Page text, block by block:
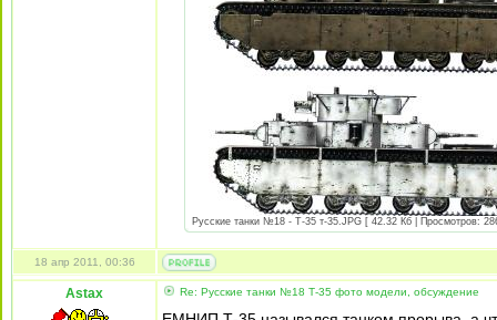
Русские танки №18 - Т-35 т-35.JPG [ 42.32 Кб | Просмотров:
18 апр 2011, 00:36
Astax Re: Русские танки №18 Т-35 фото модели, обсуждение